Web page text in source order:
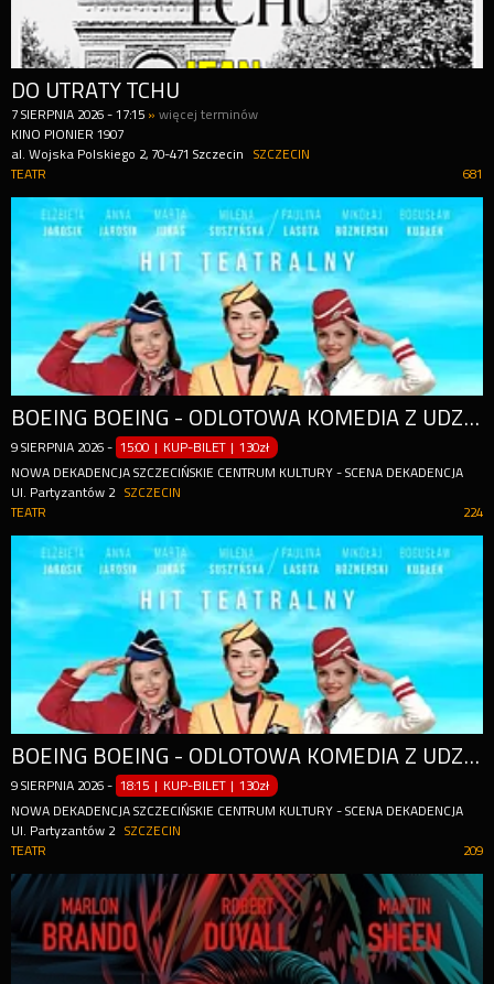
DO UTRATY TCHU
7 SIERPNIA 2026 -17:15 »więcej terminów
KINO PIONIER 1907
al. Wojska Polskiego 2, 70-471 Szczecin
SZCZECIN
681
TEATR
BOEING BOEING - ODLOTOWA KOMEDIA Z UDZIAŁEM GWIAZD
9 SIERPNIA 2026 - 15:00 | KUP-BILET |130zł
NOWA DEKADENCJA SZCZECIŃSKIE CENTRUM KULTURY - SCENA DEKADENCJA
Ul. Partyzantów 2
SZCZECIN
224
TEATR
BOEING BOEING - ODLOTOWA KOMEDIA Z UDZIAŁEM GWIAZD
9 SIERPNIA 2026 - 18:15 | KUP-BILET |130zł
NOWA DEKADENCJA SZCZECIŃSKIE CENTRUM KULTURY - SCENA DEKADENCJA
Ul. Partyzantów 2
SZCZECIN
209
TEATR